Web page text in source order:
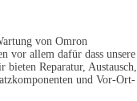
von Omron
vor allem dafür dass unsere
Reparatur, Austausch,
und Vor-Ort-